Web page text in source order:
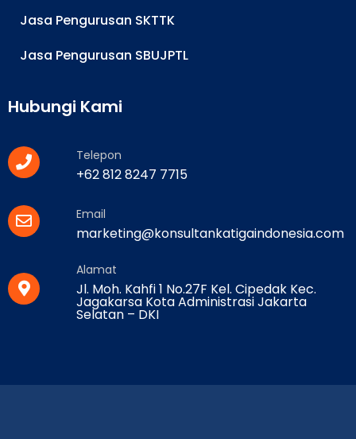
Jasa Pengurusan SKTTK
Jasa Pengurusan SBUJPTL
Hubungi Kami
Telepon
+62 812 8247 7715
Email
marketing@konsultankatigaindonesia.com
Alamat
Jl. Moh. Kahfi 1 No.27F Kel. Cipedak Kec.
Jagakarsa Kota Administrasi Jakarta
Selatan – DKI